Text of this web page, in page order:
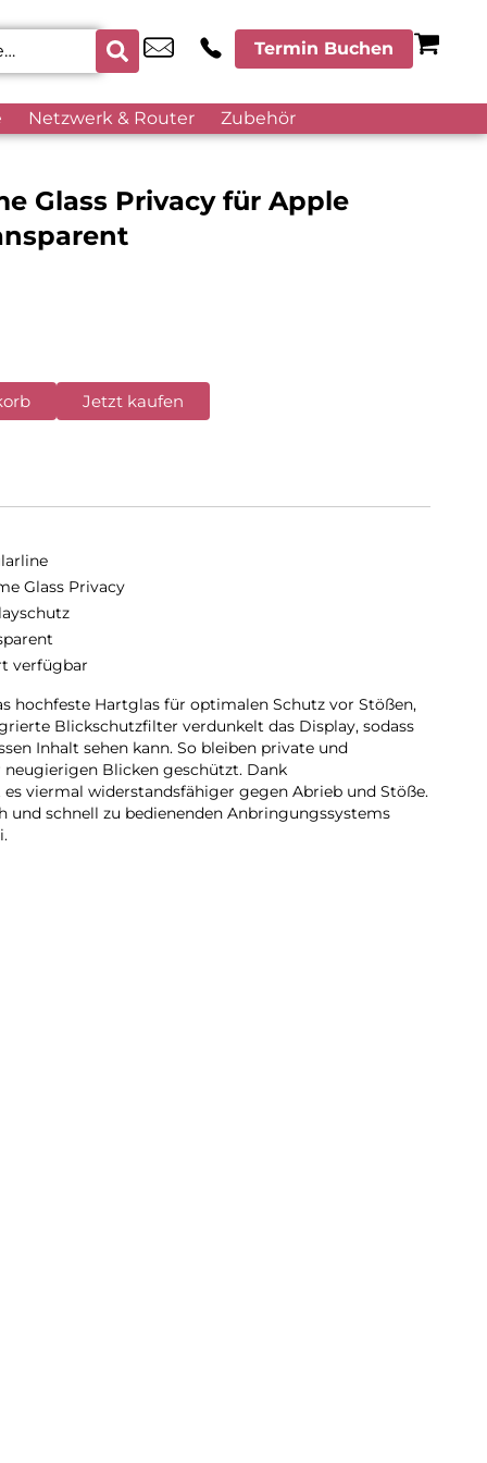
Termin Buchen
Netzwerk & Router Zubehör
Glass Privacy für Apple
Jetzt kaufen
Glass Privacy
verfügbar
hochfeste Hartglas für optimalen Schutz vor Stößen,
Blickschutzfilter verdunkelt das Display, sodass
Inhalt sehen kann. So bleiben private und
Blicken geschützt. Dank
viermal widerstandsfähiger gegen Abrieb und Stöße.
und schnell zu bedienenden Anbringungssystems